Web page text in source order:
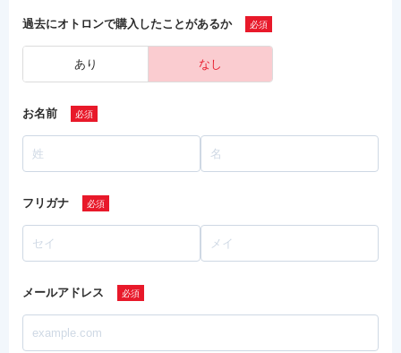
過去にオトロンで購入したことがあるか
あり なし
お名前
フリガナ
メールアドレス